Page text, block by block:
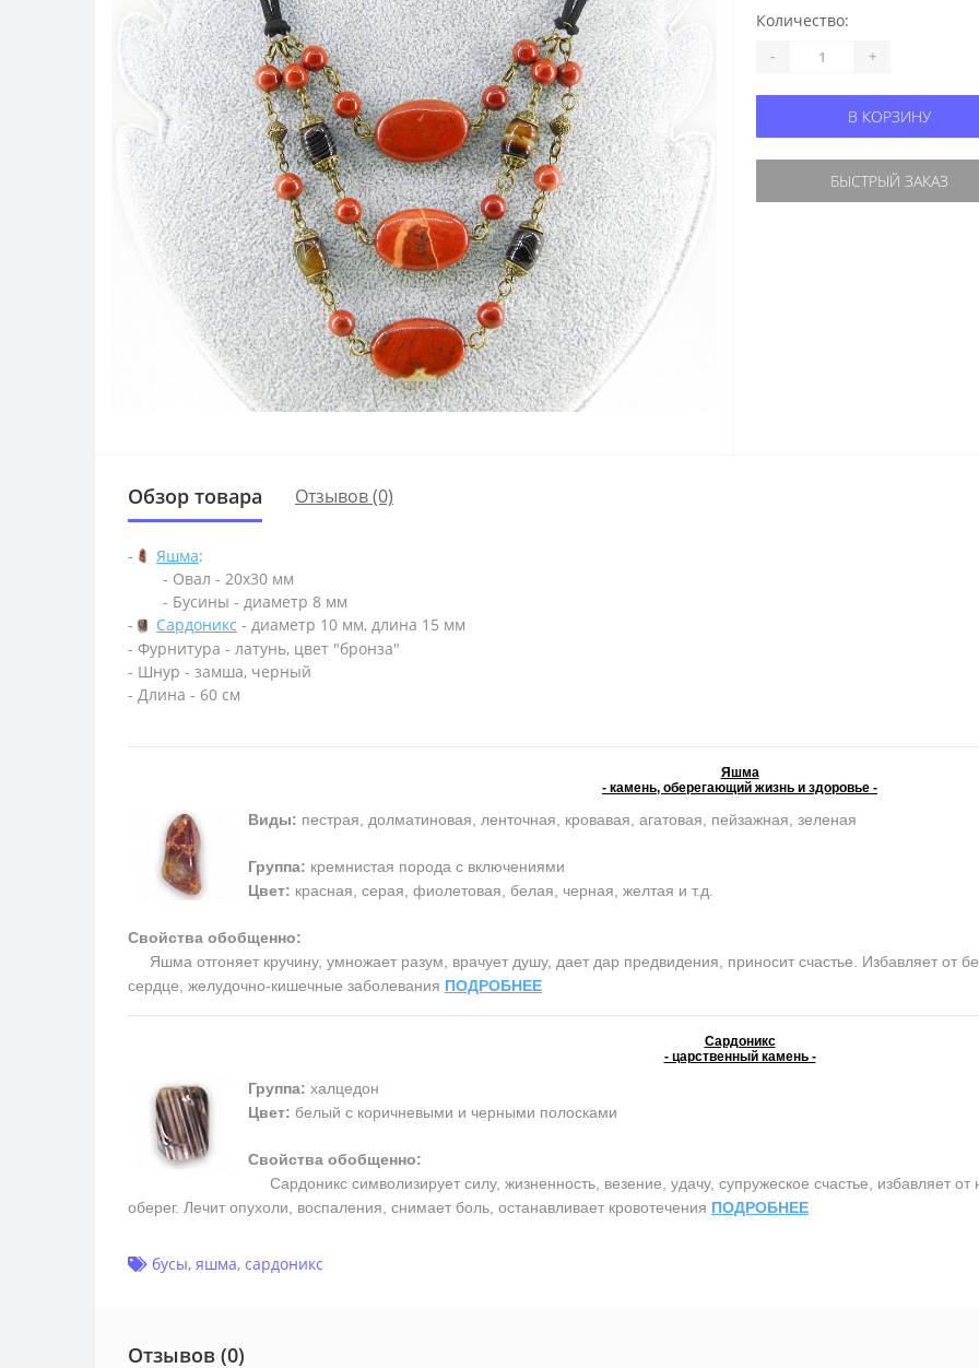
Количество:
- +
В КОРЗИНУ
БЫСТРЫЙ ЗАКАЗ
Обзор товара Отзывов (0)
- Яшма:
- Овал - 20х30 мм
- Бусины - диаметр 8 мм
-
Сардоникс - диаметр 10 мм, длина 15 мм
- Фурнитура - латунь, цвет "бронза"
- Шнур - замша, черный
- Длина - 60 см
Яшма
- камень, оберегающий жизнь и здоровье -
Виды: пестрая, долматиновая, ленточная, кровавая, агатовая, пейзажная, зеленая
Группа: кремнистая порода с включениями
Цвет: красная, серая, фиолетовая, белая, черная, желтая и т.д.
Свойства обобщенно:
Яшма отгоняет кручину, умножает разум, врачует душу, дает дар предвидения, приносит счастье. Избавляет от
сердце, желудочно-кишечные заболевания ПОДРОБНЕЕ
Сардоникс
- царственный камень -
Группа: халцедон
Цвет: белый с коричневыми и черными полосками
Свойства обобщенно:
Сардоникс символизирует силу, жизненность, везение, удачу, супружеское счастье, избавляет
оберег. Лечит опухоли, воспаления, снимает боль, останавливает кровотечения ПОДРОБНЕЕ
бусы, яшма, сардоникс
Отзывов (0)